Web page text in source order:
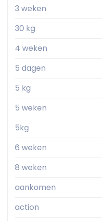
3 weken
30 kg
4 weken
5 dagen
5 kg
5 weken
5kg
6 weken
8 weken
aankomen
action